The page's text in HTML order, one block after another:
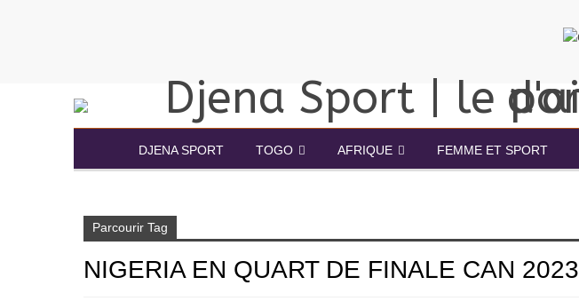
DJENA SPORT TOGO AFRIQUE FEMME ET SPORT
Parcourir Tag
NIGERIA EN QUART DE FINALE CAN 2023